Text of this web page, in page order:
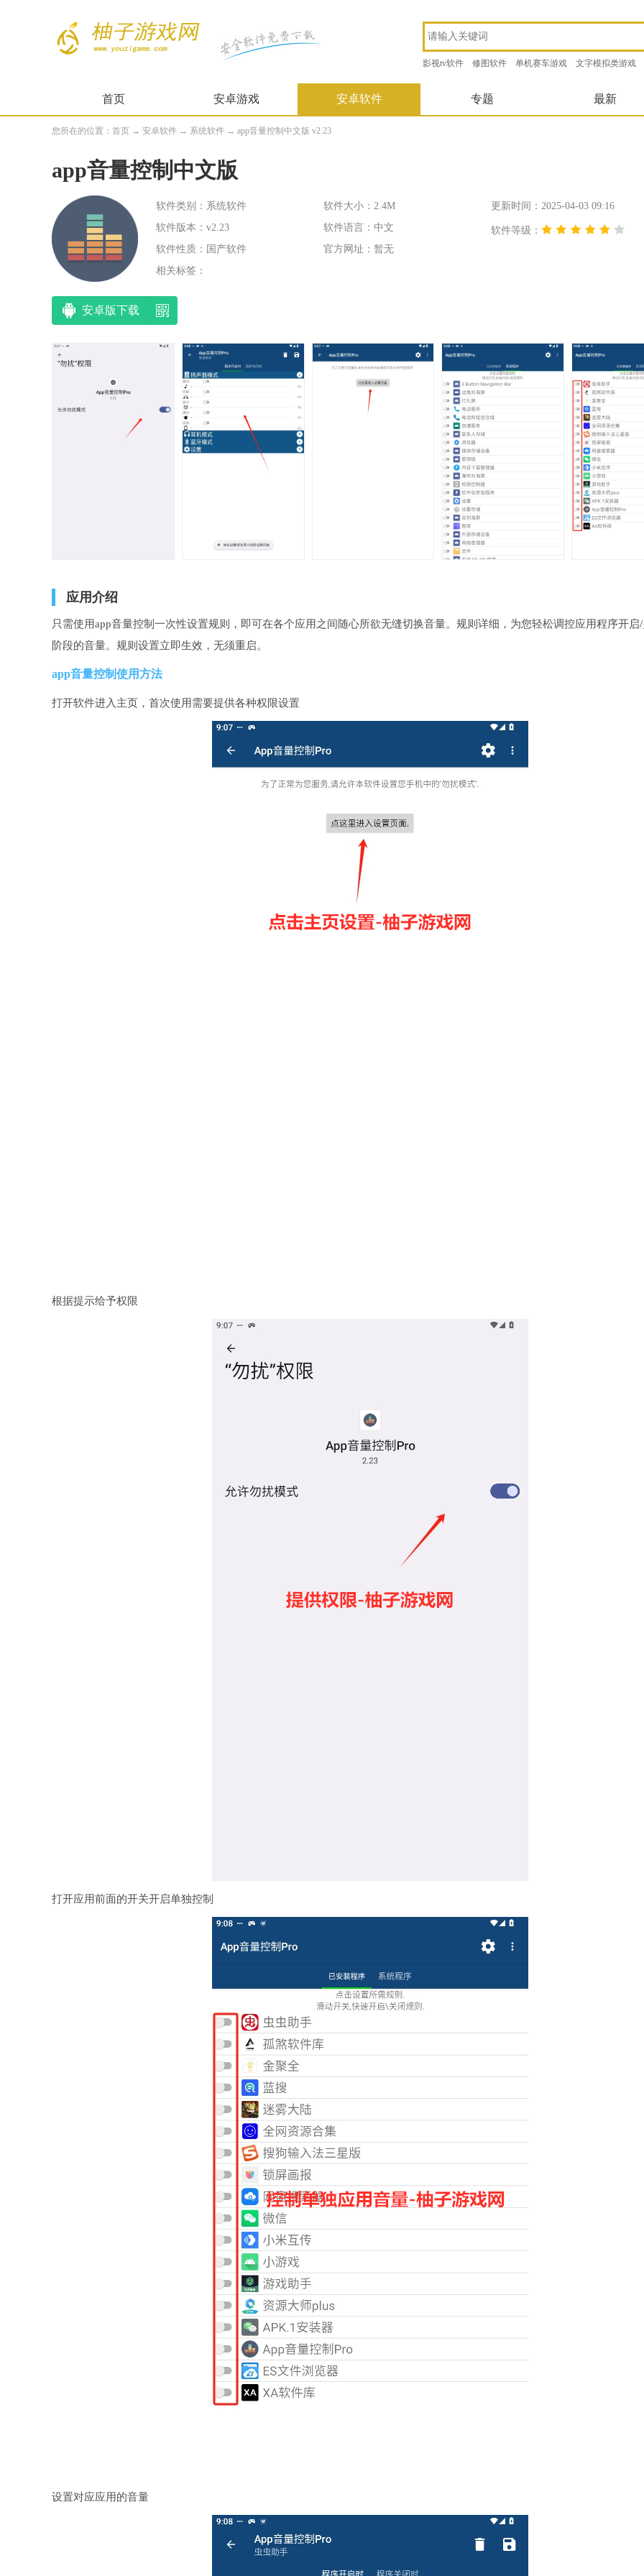
影视tv软件 修图软件 单机赛车游戏 文字模拟类游戏
首页 安卓游戏 安卓软件 专题 最新
您所在的位置： 首页 → 安卓软件 → 系统软件 → app音量控制中文版 v2.23
app音量控制中文版
软件类别：系统软件 软件大小：2.4M
更新时间：2025-04-03 09:16
软件版本：v2.23
软件语言：中文
软件等级：
软件性质：国产软件
官方网址：暂无
相关标签：
安卓版下载
应用介绍
只需使用app音量控制一次性设置规则，即可在各个应用之间随心所欲无缝切换音量。规则详细，为您轻松调控应用程序开启
阶段的音量。规则设置立即生效，无须重启。
app音量控制使用方法
打开软件进入主页，首次使用需要提供各种权限设置
根据提示给予权限
打开应用前面的开关开启单独控制
设置对应应用的音量